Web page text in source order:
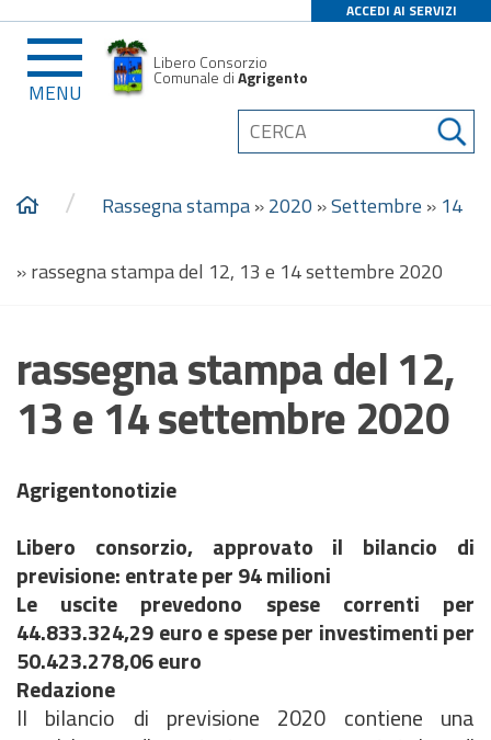
ACCEDI AI SERVIZI
MENU
Libero Consorzio
Comunale diAgrigento
/ Rassegna stampa»2020 »Settembre » 14
»rassegna stampa del 12, 13 e 14 settembre 2020
rassegna stampa del 12,
13 e 14 settembre 2020
Agrigentonotizie
Libero consorzio, approvato il bilancio di
previsione: entrate per 94 milioni
Le uscite prevedono spese correnti per
44.833.324,29 euro e spese per investimenti per
50.423.278,06 euro
Redazione
Il bilancio di previsione 2020 contiene una